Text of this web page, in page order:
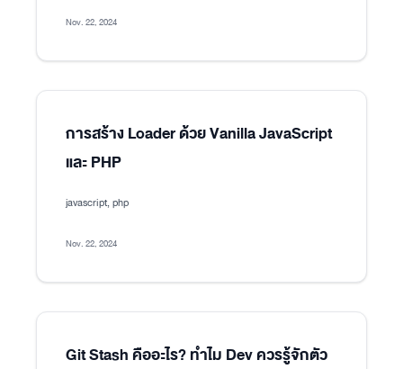
Nov. 22, 2024
การสร้าง Loader ด้วย Vanilla JavaScript
และ PHP
javascript, php
Nov. 22, 2024
Git Stash คืออะไร? ทำไม Dev ควรรู้จักตัว